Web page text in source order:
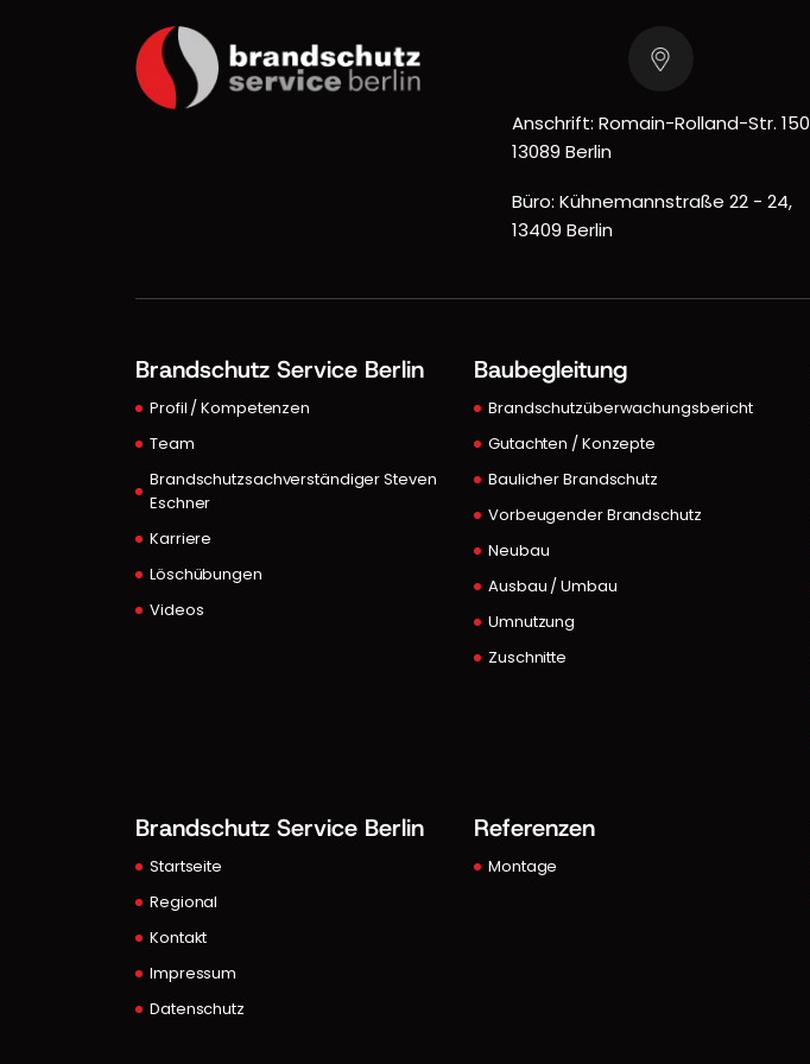
Anschrift: Romain-Rolland-Str. 150
13089 Berlin
Büro: Kühnemannstraße 22 - 24,
13409 Berlin
Brandschutz Service Berlin
Profil / Kompetenzen
Team
Brandschutzsachverständiger Steven
Eschner
Karriere
Löschübungen
Videos
Baubegleitung
Brandschutzüberwachungsbericht
Gutachten / Konzepte
Baulicher Brandschutz
Vorbeugender Brandschutz
Neubau
Ausbau / Umbau
Umnutzung
Zuschnitte
Brandschutz Service Berlin
Startseite
Regional
Kontakt
Impressum
Datenschutz
Referenzen
Montage